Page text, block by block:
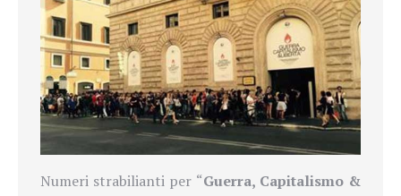
Numeri strabilianti per “Guerra, Capitalismo &